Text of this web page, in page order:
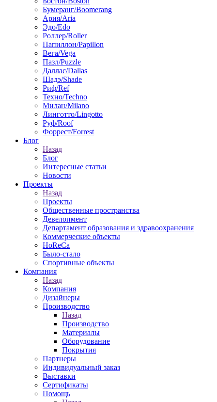
Бумеранг/Boomerang
Ария/Aria
Эдо/Edo
Роллер/Roller
Папиллон/Papillon
Вега/Vega
Пазл/Puzzle
Даллас/Dallas
Шадэ/Shade
Риф/Ref
Техно/Techno
Милан/Milano
Линготто/Lingotto
Руф/Roof
Форрест/Forrest
Блог
Назад
Блог
Интересные статьи
Новости
Проекты
Назад
Проекты
Общественные пространства
Девелопмент
Департамент образования и здравоохранения
Коммерческие объекты
HoReCa
Было-стало
Спортивные объекты
Компания
Назад
Компания
Дизайнеры
Производство
Назад
Производство
Материалы
Оборудование
Покрытия
Партнеры
Индивидуальный заказ
Выставки
Сертификаты
Помощь